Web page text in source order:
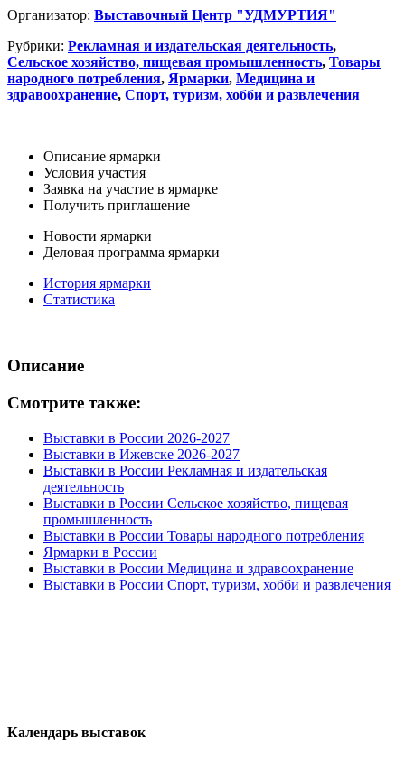
Организатор: Выставочный Центр "УДМУРТИЯ"
Рубрики: Рекламная и издательская деятельность,
Сельское хозяйство, пищевая промышленность, Товары
народного потребления, Ярмарки, Медицина и
здравоохранение, Спорт, туризм, хобби и развлечения
Описание ярмарки
Условия участия
Заявка на участие в ярмарке
Получить приглашение
Новости ярмарки
Деловая программа ярмарки
История ярмарки
Статистика
Описание
Смотрите также:
Выставки в России 2026-2027
Выставки в Ижевске 2026-2027
Выставки в России Рекламная и издательская
деятельность
Выставки в России Сельское хозяйство, пищевая
промышленность
Выставки в России Товары народного потребления
Ярмарки в России
Выставки в России Медицина и здравоохранение
Выставки в России Спорт, туризм, хобби и развлечения
Календарь выставок